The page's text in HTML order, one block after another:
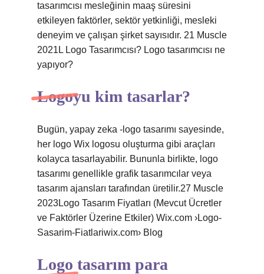
tasarımcısı mesleğinin maaş süresini
etkileyen faktörler, sektör yetkinliği, mesleki
deneyim ve çalışan şirket sayısıdır. 21 Muscle
2021L Logo Tasarımcısı? Logo tasarımcısı ne
yapıyor?
Logoyu kim tasarlar?
Bugün, yapay zeka -logo tasarımı sayesinde,
her logo Wix logosu oluşturma gibi araçları
kolayca tasarlayabilir. Bununla birlikte, logo
tasarımı genellikle grafik tasarımcılar veya
tasarım ajansları tarafından üretilir.27 Muscle
2023Logo Tasarım Fiyatları (Mevcut Ücretler
ve Faktörler Üzerine Etkiler) Wix.com ›Logo-
Sasarim-Fiatlariwix.com› Blog
Logo tasarım para